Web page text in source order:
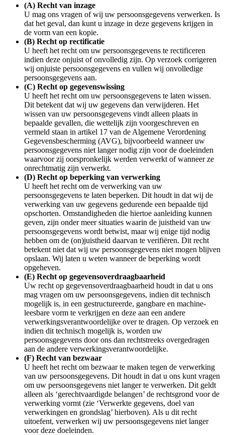
(A) Recht van inzage
U mag ons vragen of wij uw persoonsgegevens verwerken. Is
dat het geval, dan kunt u inzage in deze gegevens krijgen in
de vorm van een kopie.
(B) Recht op rectificatie
U heeft het recht om uw persoonsgegevens te rectificeren
indien deze onjuist of onvolledig zijn. Op verzoek corrigeren
wij onjuiste persoonsgegevens en vullen wij onvolledige
persoonsgegevens aan.
(C) Recht op gegevenswissing
U heeft het recht om uw persoonsgegevens te laten wissen.
Dit betekent dat wij uw gegevens dan verwijderen. Het
wissen van uw persoonsgegevens vindt alleen plaats in
bepaalde gevallen, die wettelijk zijn voorgeschreven en
vermeld staan in artikel 17 van de Algemene Verordening
Gegevensbescherming (AVG), bijvoorbeeld wanneer uw
persoonsgegevens niet langer nodig zijn voor de doeleinden
waarvoor zij oorspronkelijk werden verwerkt of wanneer ze
onrechtmatig zijn verwerkt.
(D) Recht op beperking van verwerking
U heeft het recht om de verwerking van uw
persoonsgegevens te laten beperken. Dit houdt in dat wij de
verwerking van uw gegevens gedurende een bepaalde tijd
opschorten. Omstandigheden die hiertoe aanleiding kunnen
geven, zijn onder meer situaties waarin de juistheid van uw
persoonsgegevens wordt betwist, maar wij enige tijd nodig
hebben om de (on)juistheid daarvan te verifiëren. Dit recht
betekent niet dat wij uw persoonsgegevens niet mogen blijven
opslaan. Wij laten u weten wanneer de beperking wordt
opgeheven.
(E) Recht op gegevensoverdraagbaarheid
Uw recht op gegevensoverdraagbaarheid houdt in dat u ons
mag vragen om uw persoonsgegevens, indien dit technisch
mogelijk is, in een gestructureerde, gangbare en machine-
leesbare vorm te verkrijgen en deze aan een andere
verwerkingsverantwoordelijke over te dragen. Op verzoek en
indien dit technisch mogelijk is, worden uw
persoonsgegevens door ons dan rechtstreeks overgedragen
aan de andere verwerkingsverantwoordelijke.
(F) Recht van bezwaar
U heeft het recht om bezwaar te maken tegen de verwerking
van uw persoonsgegevens. Dit houdt in dat u ons kunt vragen
om uw persoonsgegevens niet langer te verwerken. Dit geldt
alleen als ‘gerechtvaardigde belangen’ de rechtsgrond voor de
verwerking vormt (zie ‘Verwerkte gegevens, doel van
verwerkingen en grondslag’ hierboven). Als u dit recht
uitoefent, verwerken wij uw persoonsgegevens niet langer
voor deze doeleinden.